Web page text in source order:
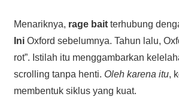
Menariknya, rage baitterhubung
IniOxford sebelumnya. Tahun lalu,
rot”. Istilah itu menggambarkan
scrolling tanpa henti. Oleh karena itu,
membentuk siklus yang kuat.